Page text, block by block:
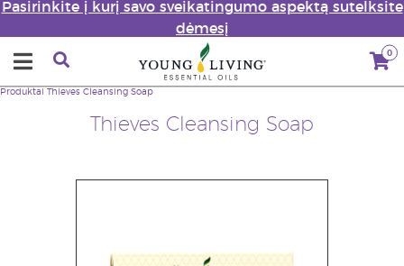
Pasirinkite į kurį savo sveikatingumo aspektą sutelksite
dėmesį
0
Thieves Cleansing Soap
Produktai Thieves Cleansing Soap